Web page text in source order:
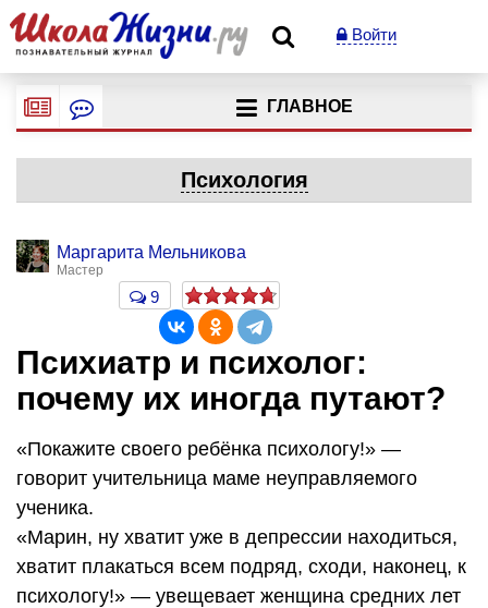
Войти
ГЛАВНОЕ
Психология
Маргарита Мельникова
Мастер
9
Психиатр и психолог:
почему их иногда путают?
«Покажите своего ребёнка психологу!» —
говорит учительница маме неуправляемого
ученика.
«Марин, ну хватит уже в депрессии находиться,
хватит плакаться всем подряд, сходи, наконец, к
психологу!» — увещевает женщина средних лет